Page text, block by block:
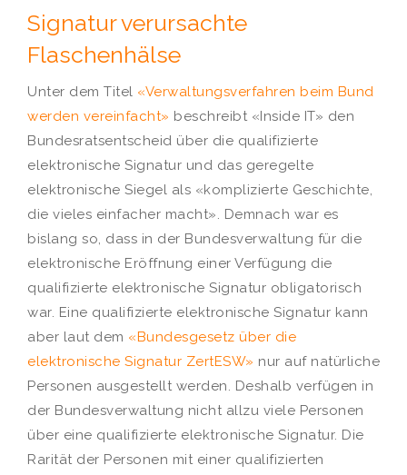
Signatur verursachte
Flaschenhälse
Unter dem Titel «Verwaltungsverfahren beim Bund
werden vereinfacht» beschreibt «Inside IT» den
Bundesratsentscheid über die qualifizierte
elektronische Signatur und das geregelte
elektronische Siegel als «komplizierte Geschichte,
die vieles einfacher macht». Demnach war es
bislang so, dass in der Bundesverwaltung für die
elektronische Eröffnung einer Verfügung die
qualifizierte elektronische Signatur obligatorisch
war. Eine qualifizierte elektronische Signatur kann
aber laut dem «Bundesgesetz über die
elektronische Signatur ZertESW» nur auf natürliche
Personen ausgestellt werden. Deshalb verfügen in
der Bundesverwaltung nicht allzu viele Personen
über eine qualifizierte elektronische Signatur. Die
Rarität der Personen mit einer qualifizierten